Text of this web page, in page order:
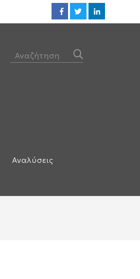
Προθεσμία για να
Αναλύσεις